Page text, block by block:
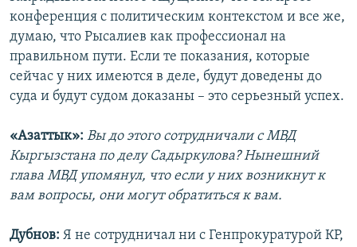
конференция с политическим контекстом и все же,
думаю, что Рысалиев как профессионал на
правильном пути. Если те показания, которые
сейчас у них имеются в деле, будут доведены до
суда и будут судом доказаны – это серьезный успех.
«Азаттык»: Вы до этого сотрудничали с МВД
Кыргызстана по делу Садыркулова? Нынешний
глава МВД упомянул, что если у них возникнут к
вам вопросы, они могут обратиться к вам.
Дубнов: Я не сотрудничал ни с Генпрокуратурой КР,